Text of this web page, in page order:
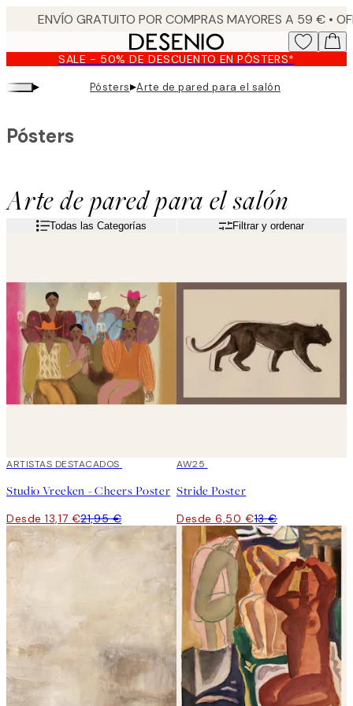
content.SALE - 50% DE DESCUENTO EN PÓSTERS*
▸ Pósters▸Arte de pared para el salón
Arte de pared para el salón
Pósters
Todas las Categorías Filtrar y ordenar
40%*
ARTISTAS DESTACADOS
Studio Vreeken - Cheers Poster
Desde 13,17 €21,95 €
50%*
AW25
Stride Poster
Desde 6,50 €13 €